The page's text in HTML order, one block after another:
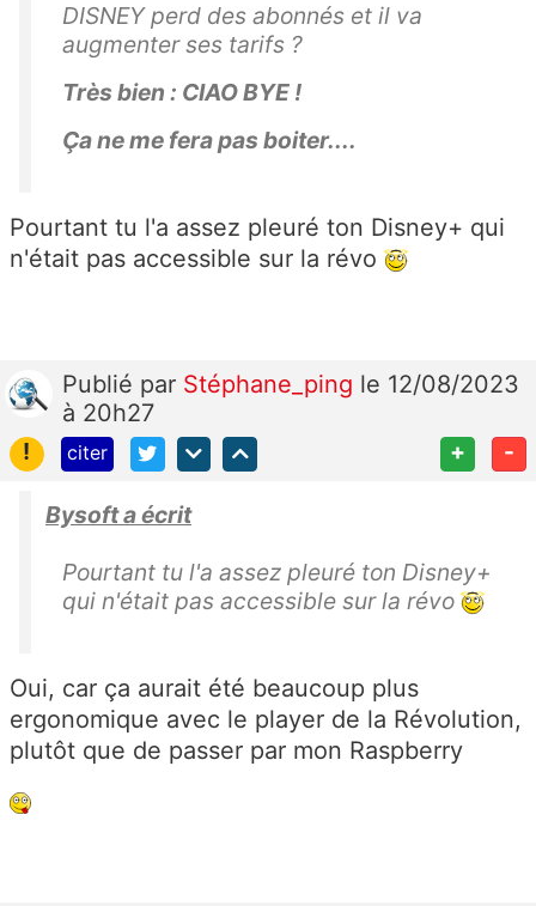
DISNEY perd des abonnés et il va
augmenter ses tarifs ?
Très bien : CIAO BYE !
Ça ne me fera pas boiter....
Pourtant tu l'a assez pleuré ton Disney+ qui
n'était pas accessible sur la révo
Publié par Stéphane_ping le 12/08/2023
à 20h27
!
citer + -
Bysoft a écrit
Pourtant tu l'a assez pleuré ton Disney+
qui n'était pas accessible sur la révo
Oui, car ça aurait été beaucoup plus
ergonomique avec le player de la Révolution,
plutôt que de passer par mon Raspberry